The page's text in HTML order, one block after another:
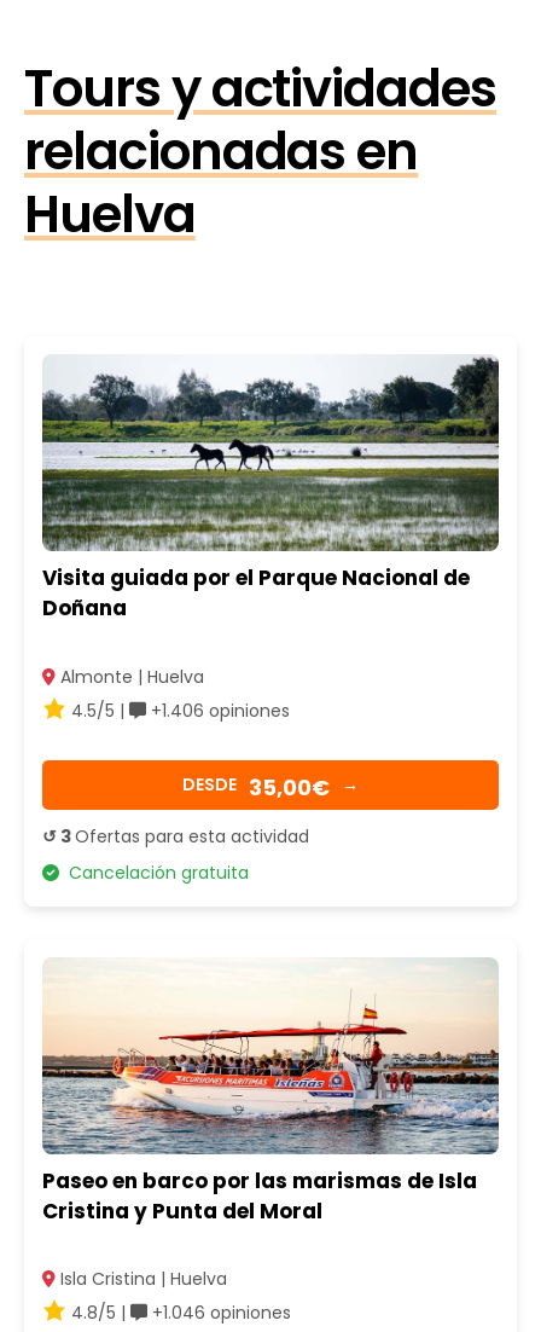
Tours y actividades
relacionadas en
Huelva
Visita guiada por el Parque Nacional de
Doñana
Almonte | Huelva
4.5/5 |
+1.406 opiniones
DESDE 35,00€ →
↺ 3Ofertas para esta actividad
Cancelación gratuita
Paseo en barco por las marismas de Isla
Cristina y Punta del Moral
Isla Cristina | Huelva
4.8/5 |
+1.046 opiniones